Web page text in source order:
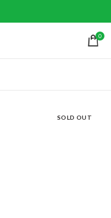
0
SOLD OUT